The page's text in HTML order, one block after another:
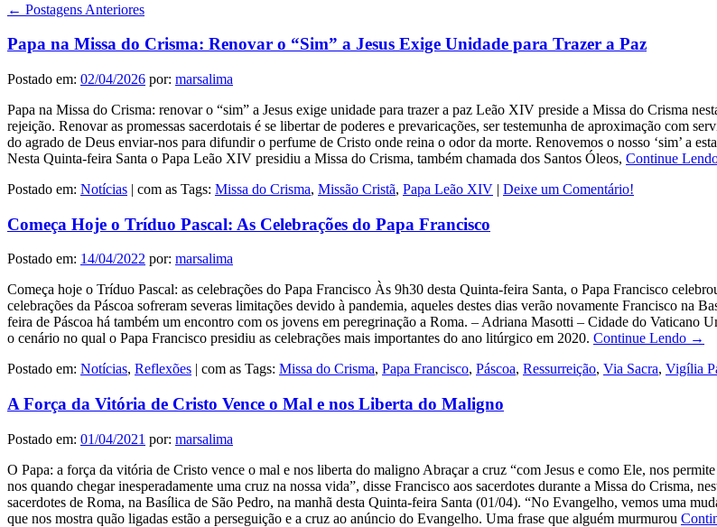
← Postagens Anteriores
Papa na Missa do Crisma: Renovar o “Sim” a Jesus Exige Unidade para Trazer a Paz
Postado em: 02/04/2026 por: marsalima
Papa na Missa do Crisma: renovar o “sim” a Jesus exige unidade para trazer a paz Leão XIV preside a Missa do Crisma
rejeição. Renovar as promessas sacerdotais é se libertar de poderes e prevaricações, ser testemunha de aproximação com
do agrado de Deus enviar-nos para difundir o perfume de Cristo onde reina o odor da morte. Renovemos o nosso ‘sim’ a
Nesta Quinta-feira Santa o Papa Leão XIV presidiu a Missa do Crisma, também chamada dos Santos Óleos, Continue
Postado em: Notícias | com as Tags: Missa do Crisma, Missão Cristã, Papa Leão XIV | Deixe um Comentário!
Começa Hoje o Tríduo Pascal: As Celebrações do Papa Francisco
Postado em: 14/04/2022 por: marsalima
Começa hoje o Tríduo Pascal: as celebrações do Papa Francisco Às 9h30 desta Quinta-feira Santa, o Papa Francisco
celebrações da Páscoa sofreram severas limitações devido à pandemia, aqueles destes dias verão novamente Francisco na
feira de Páscoa há também um encontro com os jovens em peregrinação a Roma. – Adriana Masotti – Cidade do
o cenário no qual o Papa Francisco presidiu as celebrações mais importantes do ano litúrgico em 2020. Continue Lendo →
Postado em: Notícias, Reflexões | com as Tags: Missa do Crisma, Papa Francisco, Páscoa, Ressurreição, Via Sacra, Vigília
A Força da Vitória de Cristo Vence o Mal e nos Liberta do Maligno
Postado em: 01/04/2021 por: marsalima
O Papa: a força da vitória de Cristo vence o mal e nos liberta do maligno Abraçar a cruz “com Jesus e como Ele, nos
nos quando chegar inesperadamente uma cruz na nossa vida”, disse Francisco aos sacerdotes durante a Missa do Crisma,
sacerdotes de Roma, na Basílica de São Pedro, na manhã desta Quinta-feira Santa (01/04). “No Evangelho, vemos uma
que nos mostra quão ligadas estão a perseguição e a cruz ao anúncio do Evangelho. Uma frase que alguém murmurou